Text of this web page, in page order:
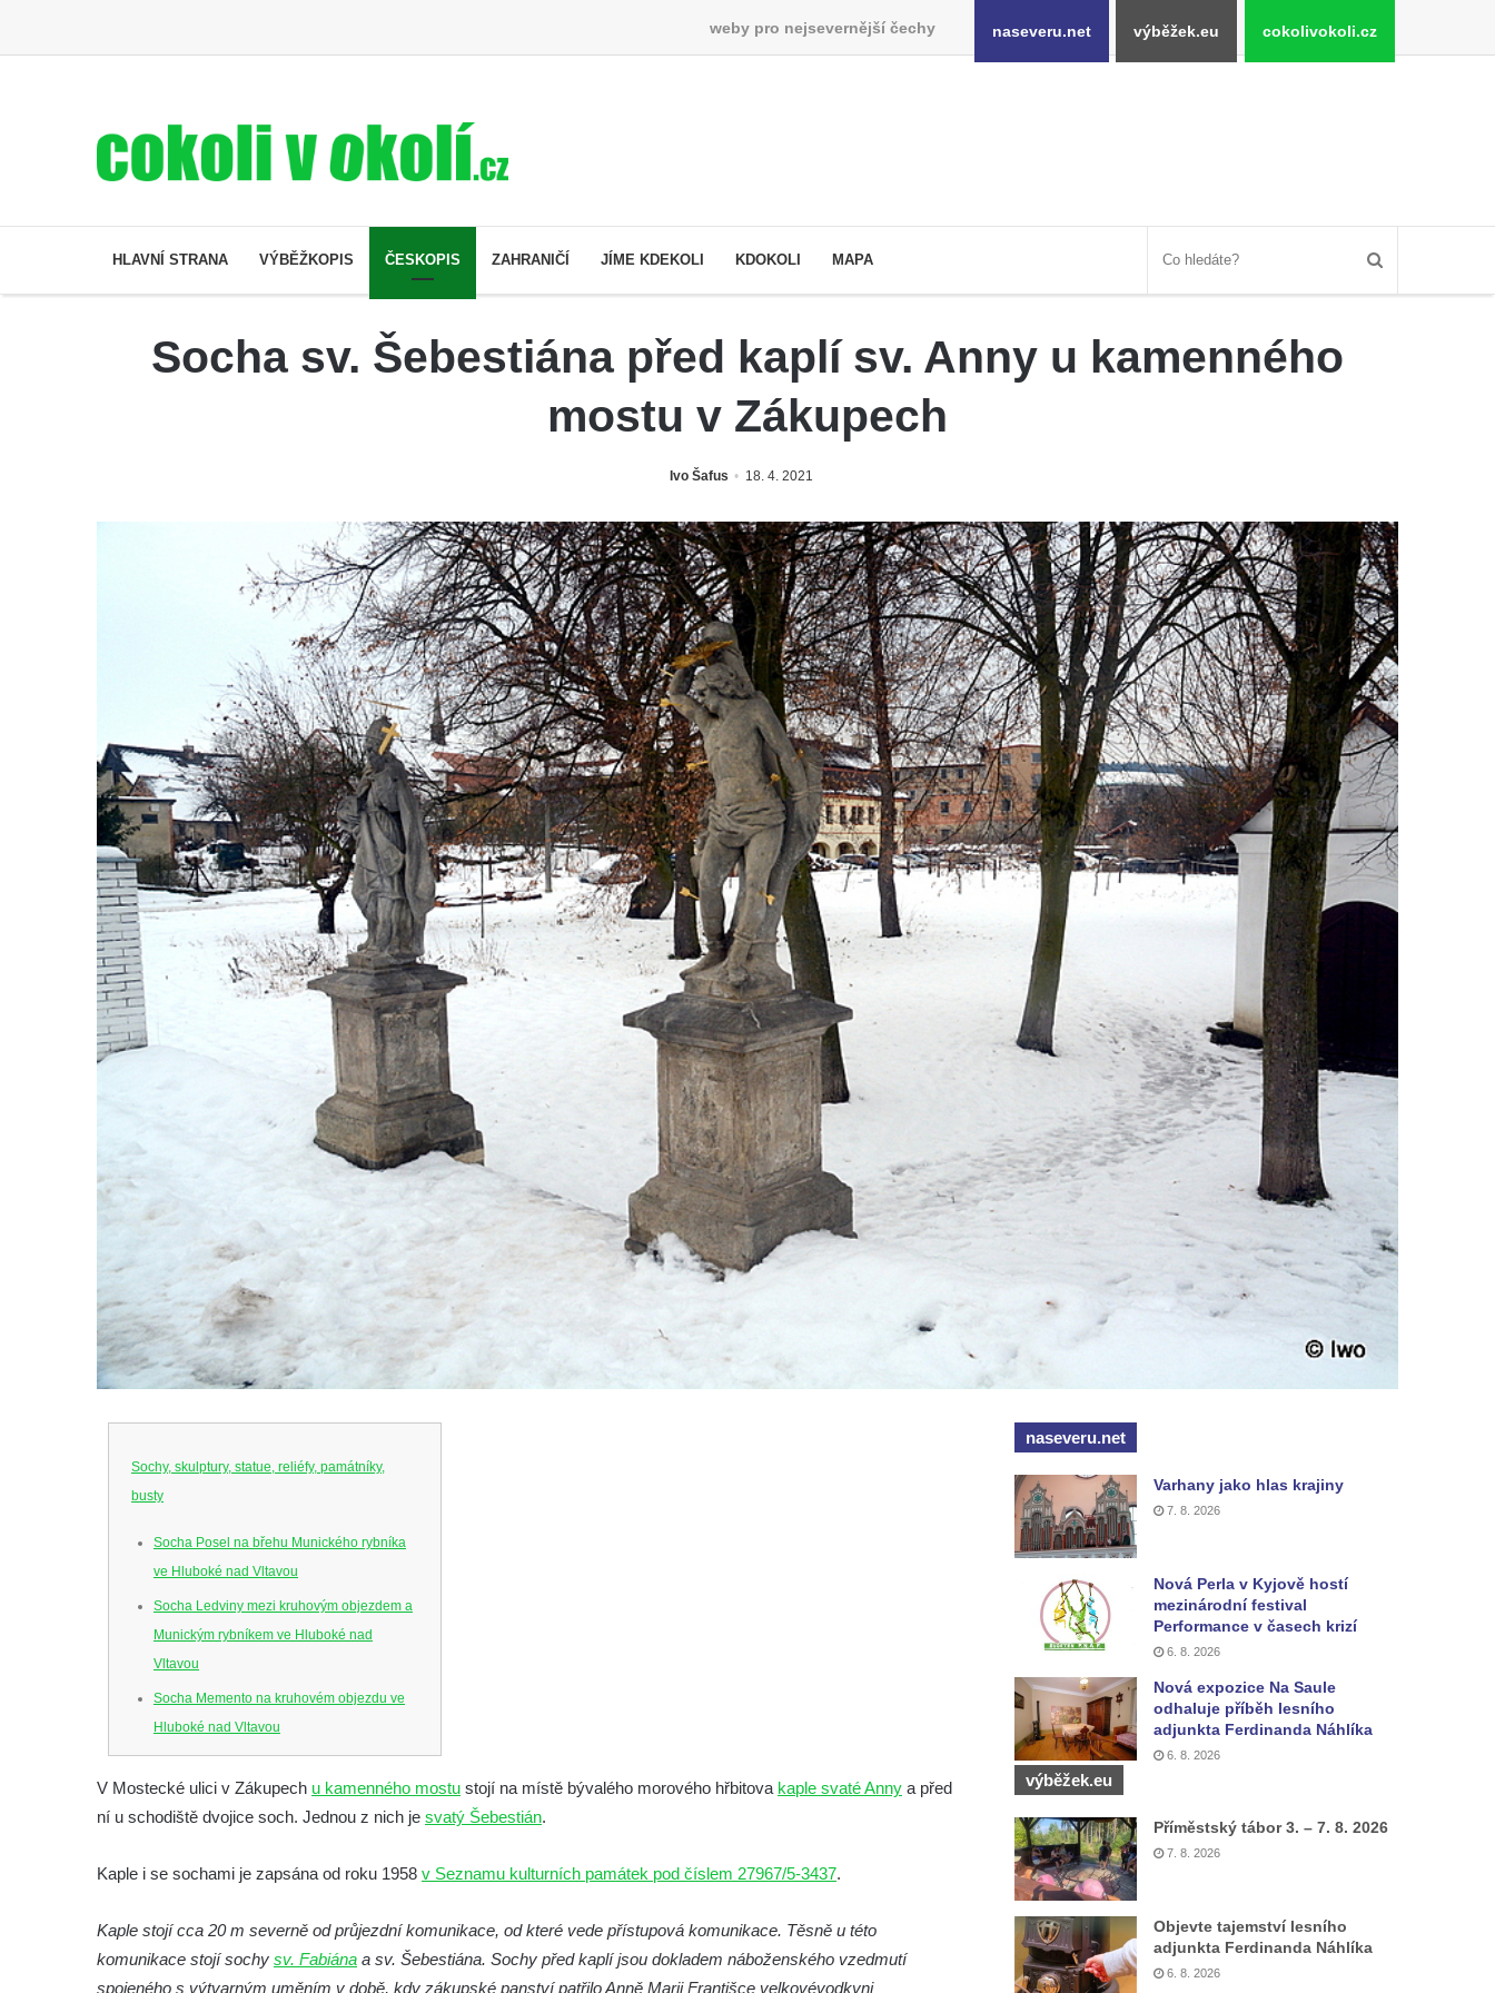
weby pro nejsevernější čechy naseveru.net výběžek.eu cokolivokoli.cz
HLAVNÍ STRANA VÝBĚŽKOPIS ČESKOPIS ZAHRANIČÍ JÍME KDEKOLI KDOKOLI MAPA
Socha sv. Šebestiána před kaplí sv. Anny u kamenného
mostu v Zákupech
Ivo Šafus 18. 4. 2021
Sochy, skulptury, statue, reliéfy, památníky,
busty
Socha Posel na břehu Munického rybníka
ve Hluboké nad Vltavou
Socha Ledviny mezi kruhovým objezdem a
Munickým rybníkem ve Hluboké nad
Vltavou
Socha Memento na kruhovém objezdu ve
Hluboké nad Vltavou
Socha Chalikotérium v ZOO Hluboká
Socha Smilodon v ZOO Hluboká
Socha Veledaněk v ZOO Hluboká
Socha Koroun bezzubý v ZOO Hluboká
Socha Medvěd jeskynní v ZOO Hluboká
Socha Mamutí lebka v ZOO Hluboká
V Mostecké ulici v Zákupech u kamenného mostu stojí na místě bývalého morového hřbitova kaple svaté Anny a před
ní u schodiště dvojice soch. Jednou z nich je svatý Šebestián.
Kaple i se sochami je zapsána od roku 1958 v Seznamu kulturních památek pod číslem 27967/5-3437.
Kaple stojí cca 20 m severně od průjezdní komunikace, od které vede přístupová komunikace. Těsně u této
komunikace stojí sochy sv. Fabiána a sv. Šebestiána. Sochy před kaplí jsou dokladem náboženského vzedmutí
spojeného s výtvarným uměním v době, kdy zákupské panství patřilo Anně Marii Františce velkovévodkyni
naseveru.net
Varhany jako hlas krajiny
7. 8. 2026
Nová Perla v Kyjově hostí
mezinárodní festival
Performance v časech krizí
6. 8. 2026
Nová expozice Na Saule
odhaluje příběh lesního
adjunkta Ferdinanda Náhlíka
6. 8. 2026
výběžek.eu
Příměstský tábor 3. – 7. 8. 2026
7. 8. 2026
Objevte tajemství lesního
adjunkta Ferdinanda Náhlíka
6. 8. 2026